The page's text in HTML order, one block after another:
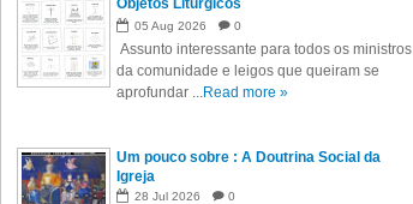
Objetos Litúrgicos
05 Aug 2026 0
Assunto interessante para todos os ministros
da comunidade e leigos que queiram se
aprofundar ...Read more »
Um pouco sobre : A Doutrina Social da
Igreja
28 Jul 2026 0